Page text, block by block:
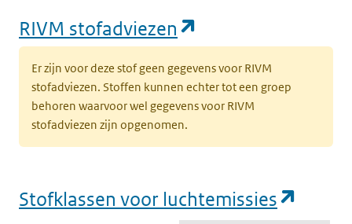
RIVM stofadviezen
Er zijn voor deze stof geen gegevens voor RIVM
stofadviezen. Stoffen kunnen echter tot een groep
behoren waarvoor wel gegevens voor RIVM
stofadviezen zijn opgenomen.
Stofklassen voor luchtemissies